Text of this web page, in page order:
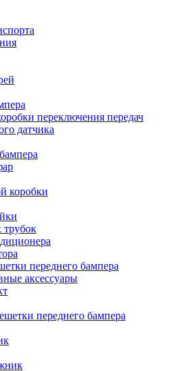
переключения передач
датчика
коробки
переднего бампера
аксессуары
переднего бампера